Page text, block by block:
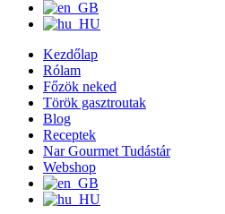
Kezdőlap
Rólam
Főzök neked
Török gasztroutak
Blog
Receptek
Nar Gourmet Tudástár
Webshop